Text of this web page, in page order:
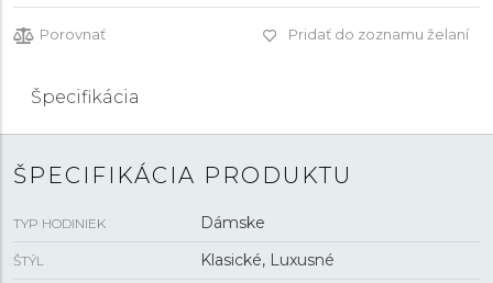
Porovnať Pridať do zoznamu želaní
Špecifikácia
ŠPECIFIKÁCIA PRODUKTU
TYP HODINIEK Dámske
ŠTÝL Klasické, Luxusné